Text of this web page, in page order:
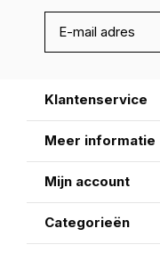
Klantenservice
Meer informatie
Mijn account
Categorieën